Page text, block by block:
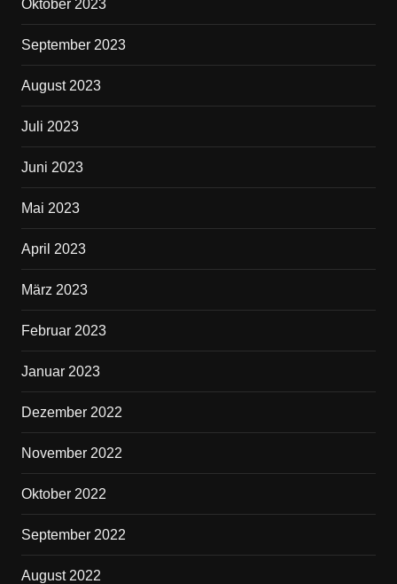
Oktober 2023
September 2023
August 2023
Juli 2023
Juni 2023
Mai 2023
April 2023
März 2023
Februar 2023
Januar 2023
Dezember 2022
November 2022
Oktober 2022
September 2022
August 2022